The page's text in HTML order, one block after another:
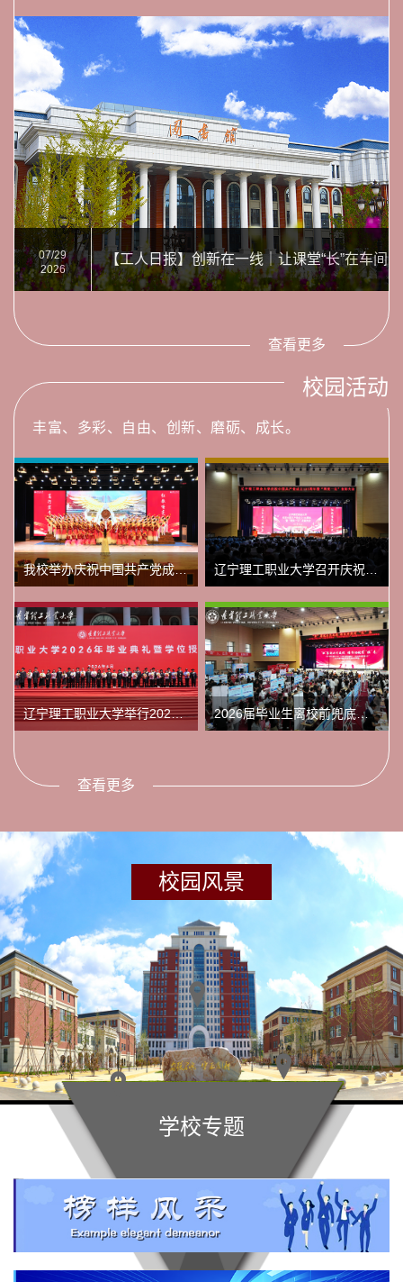
07/29
2026
【工人日报】创新在一线｜让课堂“长”在车间里
查看更多
校园活动
丰富、多彩、自由、创新、磨砺、成长。
我校举办庆祝中国共产党成立105周年合唱比赛
辽宁理工职业大学举行2026年毕业典礼暨学位授予仪式 2026届毕业生离校前兜底就业专场招聘会
查看更多
校园风景
学校专题